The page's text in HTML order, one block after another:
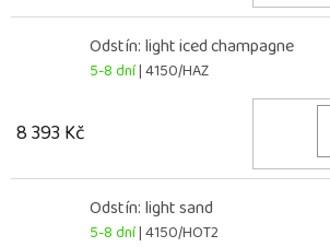
Odstín: light iced champagne
5-8 dní| 4150/HAZ
8 393 Kč
Odstín: light sand
5-8 dní| 4150/HOT2